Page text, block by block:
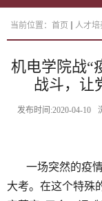
当前位置： 首页 人才培
机电学院战
战斗，让
发布时间:2020-04-10
一场突然的疫情
大考。在这个特殊